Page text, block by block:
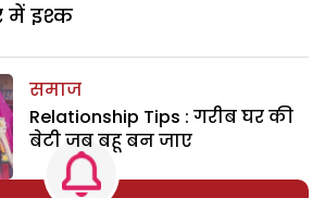
में इश्क
समाज
Relationship Tips : गरीब घर की
बेटी जब बहू बन जाए